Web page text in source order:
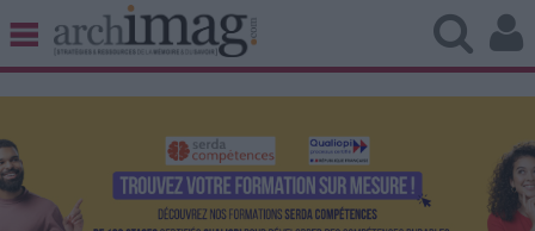
BIBLIOTHÈQUE ÉDITION
UNIVERS DATA
TRAVAIL COLLABORATIF